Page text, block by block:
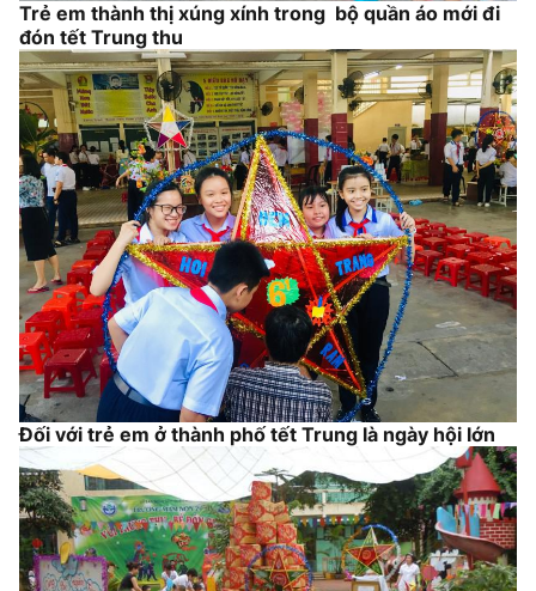
Trẻ em thành thị xúng xính trong bộ quần áo mới đi
đón tết Trung thu
Đối với trẻ em ở thành phố tết Trung là ngày hội lớn